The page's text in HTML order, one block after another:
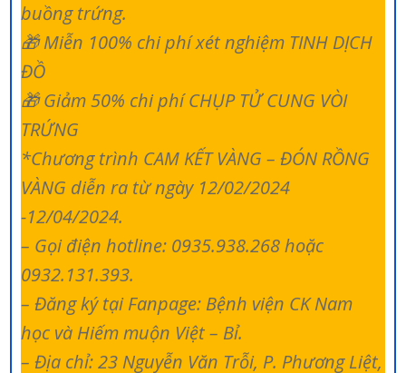
buồng trứng.
🎁 Miễn 100% chi phí xét nghiệm TINH DỊCH
ĐỒ
🎁 Giảm 50% chi phí CHỤP TỬ CUNG VÒI
TRỨNG
*Chương trình CAM KẾT VÀNG – ĐÓN RỒNG
VÀNG diễn ra từ ngày 12/02/2024
-12/04/2024.
– Gọi điện hotline: 0935.938.268 hoặc
0932.131.393.
– Đăng ký tại Fanpage: Bệnh viện CK Nam
học và Hiếm muộn Việt – Bỉ.
– Địa chỉ: 23 Nguyễn Văn Trỗi, P. Phương Liệt,